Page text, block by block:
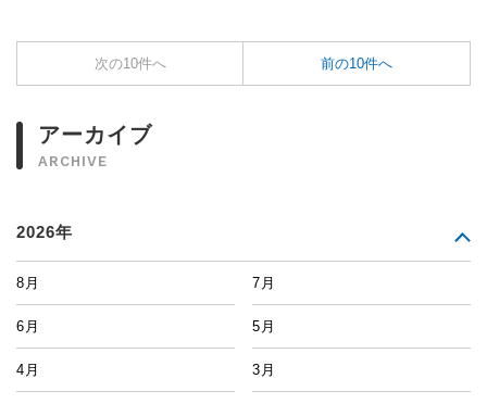
次の10件へ 前の10件へ
アーカイブ
ARCHIVE
2026年
8月 7月
6月 5月
4月 3月